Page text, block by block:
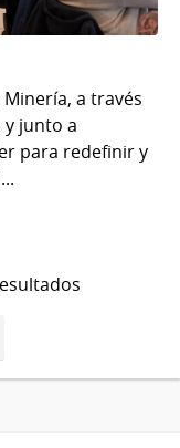
a través
y junto a
para redefinir y